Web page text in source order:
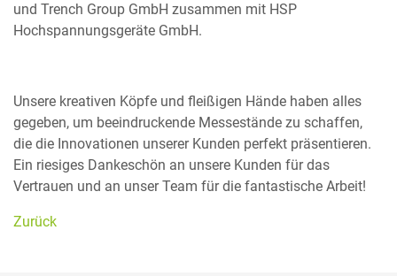
und Trench Group GmbH zusammen mit HSP
Hochspannungsgeräte GmbH.
Unsere kreativen Köpfe und fleißigen Hände haben alles
gegeben, um beeindruckende Messestände zu schaffen,
die die Innovationen unserer Kunden perfekt präsentieren.
Ein riesiges Dankeschön an unsere Kunden für das
Vertrauen und an unser Team für die fantastische Arbeit!
Zurück